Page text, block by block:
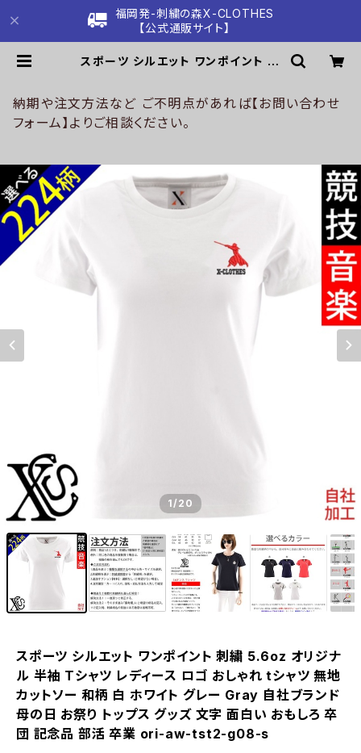
福岡発-刺繍の森X-CLOTHES
【公式通販サイト】
スポーツ シルエット ワンポイント 刺
地 カットソー 和柄 白 ホワイト グレ
ー Gray 自社ブランド 母の日 お祭り
トップス グッズ 文字 面白い おもしろ
【公式通販サイト】
納期や注文方法など ご不明点があれば【お問い合わせ
フォーム】よりご相談ください。
1/20
スポーツ シルエット ワンポイント 刺繍 5.6oz オリジナ
ル 半袖 Tシャツ レディース ロゴ おしゃれ tシャツ 無地
カットソー 和柄 白 ホワイト グレー Gray 自社ブランド
母の日 お祭り トップス グッズ 文字 面白い おもしろ 卒
団 記念品 部活 卒業 ori-aw-tst2-g08-s